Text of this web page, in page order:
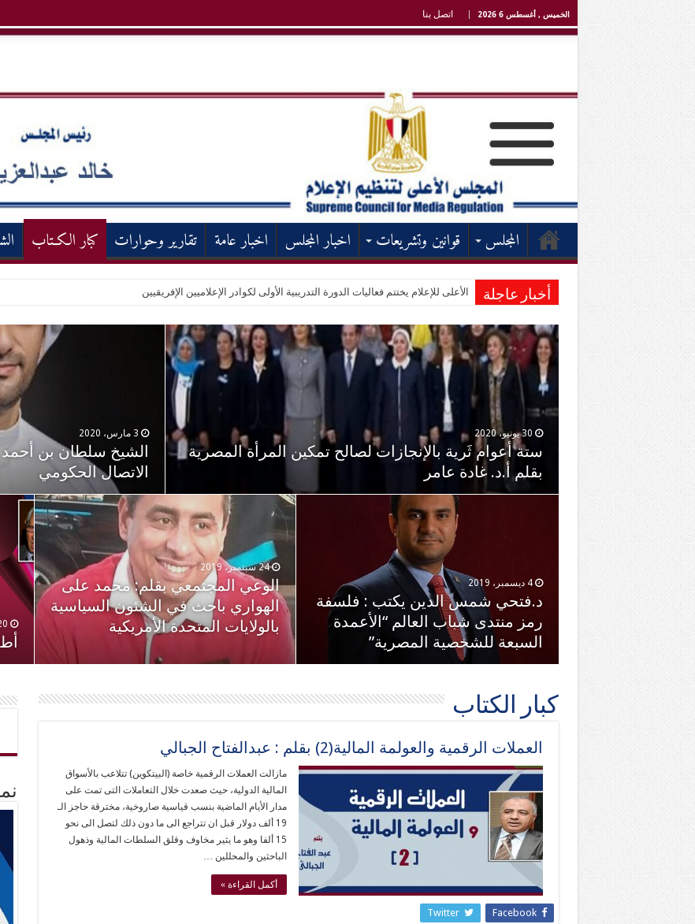
الخميس , أغسطس 6 2026 اتصل بنا
المجلس قوانين وتشريعات اخبار المجلس اخبار عامة تقارير وحوارات كبار الكـتاب
أخبار عاجلة الأعلى للإعلام يختتم فعاليات الدورة التدريبية الأولى لكوادر الإعلاميين الإفريقيين
30 يونيو، 2020
ستة أعوام ثَرية بالإنجازات لصالح تمكين المرأة المصرية
بقلم أ.د. غادة عامر
3 مارس، 2020
الشيخ سلطان بن أحمد
الاتصال الحكومي
4 ديسمبر، 2019
د.فتحي شمس الدين يكتب : فلسفة
رمز منتدى شباب العالم “الأعمدة
السبعة للشخصية المصرية”
24 سبتمبر، 2019
الوعي المجتمعي بقلم: محمد على
الهواري باحث في الشئون السياسية
بالولايات المتحدة الأمريكية
20
كبار الكتاب
العملات الرقمية والعولمة المالية(2) بقلم : عبدالفتاح الجبالي
مازالت العملات الرقمية خاصة (البيتكوين) تتلاعب بالأسواق
المالية الدولية، حيث صعدت خلال التعاملات التى تمت على
مدار الأيام الماضية بنسب قياسية صاروخية، مخترقة حاجز الـ
19 ألف دولار قبل ان تتراجع الى ما دون ذلك لتصل الى نحو
15 ألفا وهو ما يثير مخاوف وقلق السلطات المالية وذهول
الباحثين والمحللين …
أكمل القراءة »
Facebook
Twitter